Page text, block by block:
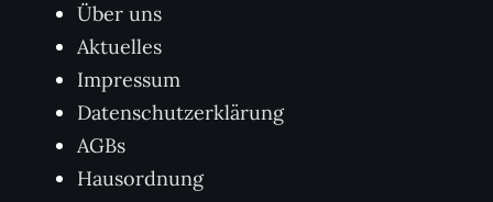
Über uns
Aktuelles
Impressum
Datenschutzerklärung
AGBs
Hausordnung